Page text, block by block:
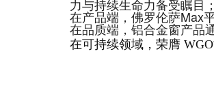
力与持续生命力备受瞩目
在产品端，佛罗伦萨Max
在品质端，铝合金窗产品
在可持续领域，荣膺